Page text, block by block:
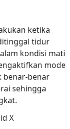
ketika
tidur
kondisi mati
mode
benar-benar
sehingga
X